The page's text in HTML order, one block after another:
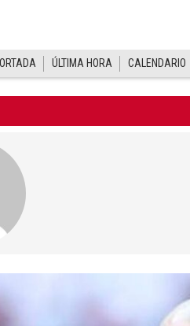
ÚLTIMA HORA CALENDARIO